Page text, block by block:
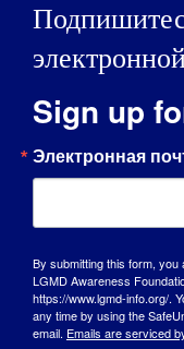
Sign up
Электронная
By submitting this form,
LGMD Awareness
https://www.lgmd-info.org/.
any time by using the
email. Emails are serviced